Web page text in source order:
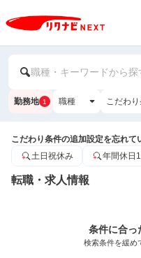
職種・キーワードから探
勤務地 1 職種 こだわ
こだわり条件の追加設定を忘れて
土日祝休み
年間休日
転職・求人情報
条件に合っ
検索条件を緩め